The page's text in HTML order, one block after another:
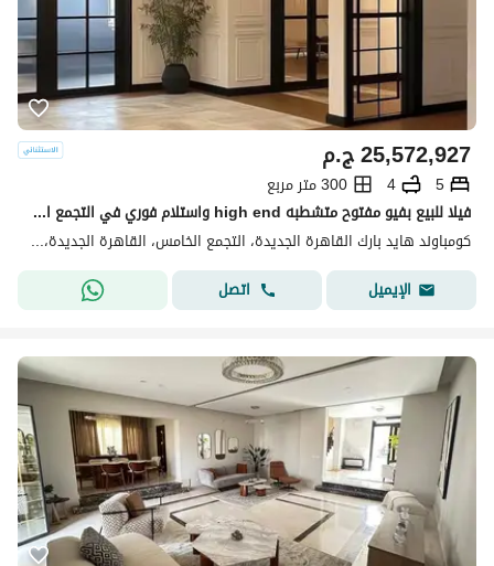
ج.م25,572,927
5
4
300 متر مربع
فيلا للبيع بفيو مفتوح متشطبه high end واستلام فوري في التجمع الخامس يجوار AUC
كومباوند هايد بارك القاهرة الجديدة، التجمع الخامس، القاهرة الجديدة، القاهرة
الإيميل
اتصل